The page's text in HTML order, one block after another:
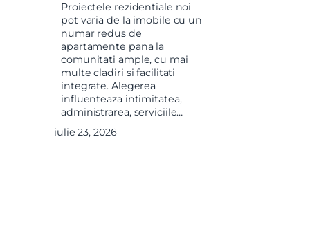
Proiectele rezidentiale noi
pot varia de la imobile cu un
numar redus de
apartamente pana la
comunitati ample, cu mai
multe cladiri si facilitati
integrate. Alegerea
influenteaza intimitatea,
administrarea, serviciile…
iulie 23, 2026